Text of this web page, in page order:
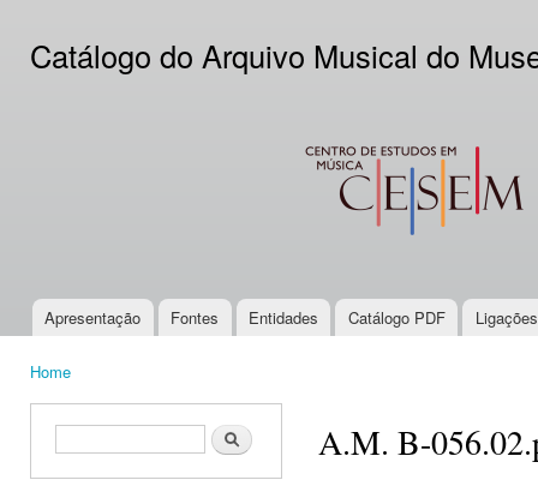
Catálogo do Arquivo Musical do
CESEM
Main menu
Apresentação Fontes Entidades Catálogo PDF
Home
Search form Search A.M. B-